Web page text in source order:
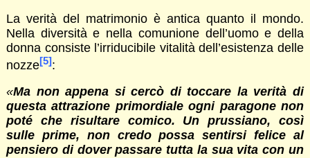
La verità del matrimonio è antica quanto il mondo.
Nella diversità e nella comunione dell’uomo e della
donna consiste l’irriducibile vitalità dell’esistenza delle
nozze[5]:
«Ma non appena si cercò di toccare la verità di
questa attrazione primordiale ogni paragone non
poté che risultare comico. Un prussiano, così
sulle prime, non credo possa sentirsi felice al
pensiero di dover passare tutta la sua vita con un